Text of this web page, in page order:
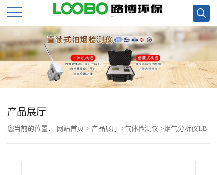
公
司
首
页
公
产品展厅
您当前的位置： 网站首页 > 产品展厅 >气体检测仪 >烟气分析仪LB-